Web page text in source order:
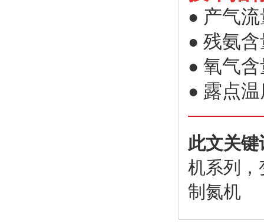
● 产气流
● 残氨含
● 氧气含
● 露点
此文关键
机系列，
制氮机